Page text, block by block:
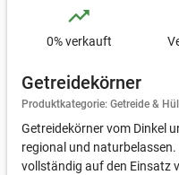
trending_up
0% verkauft
Getreidekörner
Produktkategorie: Getreide &
Getreidekörner vom Dinkel
regional und
vollständig auf den Einsatz